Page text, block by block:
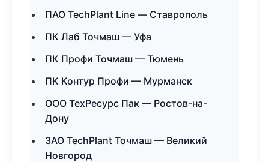
ПАО TechPlant Line — Ставрополь
ПК Лаб Точмаш — Уфа
ПК Профи Точмаш — Тюмень
ПК Контур Профи — Мурманск
ООО ТехРесурс Пак — Ростов-на-
Дону
ЗАО TechPlant Точмаш — Великий
Новгород